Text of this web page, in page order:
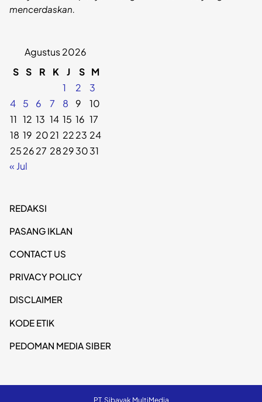
mencerdaskan.
Agustus 2026
S S R K J S M
1
2
3
4
5 6 7 8 9
10
11 12 13 14 15 16 17
18 19 2021 2223 24
252627 28293031
« Jul
REDAKSI
PASANG IKLAN
CONTACT US
PRIVACY POLICY
DISCLAIMER
KODE ETIK
PEDOMAN MEDIA SIBER
PT. Sibayak MultiMedia